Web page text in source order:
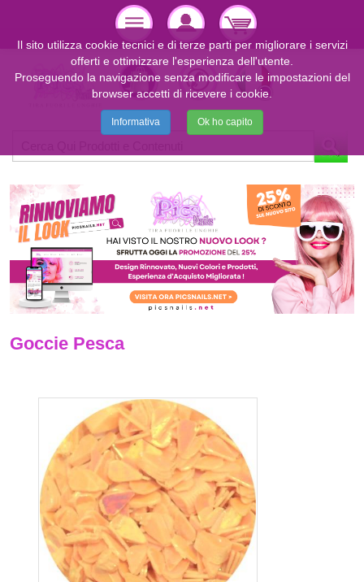
Goccie Pesca
Il sito utilizza cookie tecnici e di terze parti per migliorare i servizi
offerti e ottimizzare l'esperienza dell'utente.
Proseguendo la navigazione senza modificare le impostazioni del
browser accetti di ricevere i cookie.
Informativa Ok ho capito